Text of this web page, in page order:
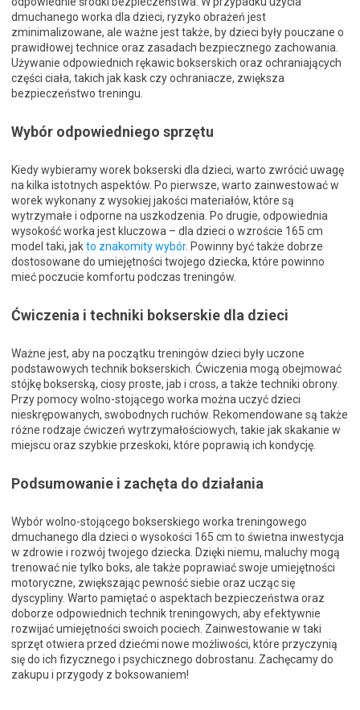
dmuchanego worka dla dzieci, ryzyko obrażeń jest
zminimalizowane, ale ważne jest także, by dzieci były pouczane o
prawidłowej technice oraz zasadach bezpiecznego zachowania.
Używanie odpowiednich rękawic bokserskich oraz ochraniających
części ciała, takich jak kask czy ochraniacze, zwiększa
bezpieczeństwo treningu.
Wybór odpowiedniego sprzętu
Kiedy wybieramy worek bokserski dla dzieci, warto zwrócić uwagę
na kilka istotnych aspektów. Po pierwsze, warto zainwestować w
worek wykonany z wysokiej jakości materiałów, które są
wytrzymałe i odporne na uszkodzenia. Po drugie, odpowiednia
wysokość worka jest kluczowa – dla dzieci o wzroście 165 cm
model taki, jakto znakomity wybór. Powinny być także dobrze
dostosowane do umiejętności twojego dziecka, które powinno
mieć poczucie komfortu podczas treningów.
Ćwiczenia i techniki bokserskie dla dzieci
Ważne jest, aby na początku treningów dzieci były uczone
podstawowych technik bokserskich. Ćwiczenia mogą obejmować
stójkę bokserską, ciosy proste, jab i cross, a także techniki obrony.
Przy pomocy wolno-stojącego worka można uczyć dzieci
nieskrępowanych, swobodnych ruchów. Rekomendowane są także
różne rodzaje ćwiczeń wytrzymałościowych, takie jak skakanie w
miejscu oraz szybkie przeskoki, które poprawią ich kondycję.
Podsumowanie i zachęta do działania
Wybór wolno-stojącego bokserskiego worka treningowego
dmuchanego dla dzieci o wysokości 165 cm to świetna inwestycja
w zdrowie i rozwój twojego dziecka. Dzięki niemu, maluchy mogą
trenować nie tylko boks, ale także poprawiać swoje umiejętności
motoryczne, zwiększając pewność siebie oraz ucząc się
dyscypliny. Warto pamiętać o aspektach bezpieczeństwa oraz
doborze odpowiednich technik treningowych, aby efektywnie
rozwijać umiejętności swoich pociech. Zainwestowanie w taki
sprzęt otwiera przed dziećmi nowe możliwości, które przyczynią
się do ich fizycznego i psychicznego dobrostanu. Zachęcamy do
zakupu i przygody z boksowaniem!